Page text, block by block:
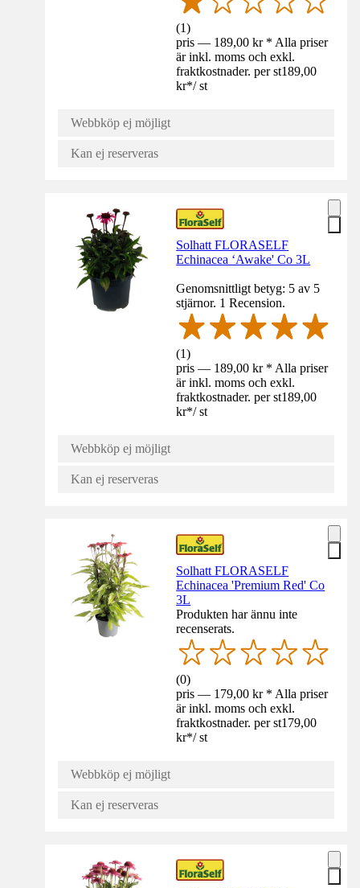
(1)
pris — 189,00 kr * Alla priser
är inkl. moms och exkl.
fraktkostnader. per st189,00
kr*/ st
Webbköp ej möjligt
Kan ej reserveras
Solhatt FLORASELF
Echinacea ‘Awake' Co 3L
Genomsnittligt betyg: 5 av 5
stjärnor. 1 Recension.
(1)
pris — 189,00 kr * Alla priser
är inkl. moms och exkl.
fraktkostnader. per st189,00
kr*/ st
Webbköp ej möjligt
Kan ej reserveras
Solhatt FLORASELF
Echinacea 'Premium Red' Co
3L
Produkten har ännu inte
recenserats.
(0)
pris — 179,00 kr * Alla priser
är inkl. moms och exkl.
fraktkostnader. per st179,00
kr*/ st
Webbköp ej möjligt
Kan ej reserveras